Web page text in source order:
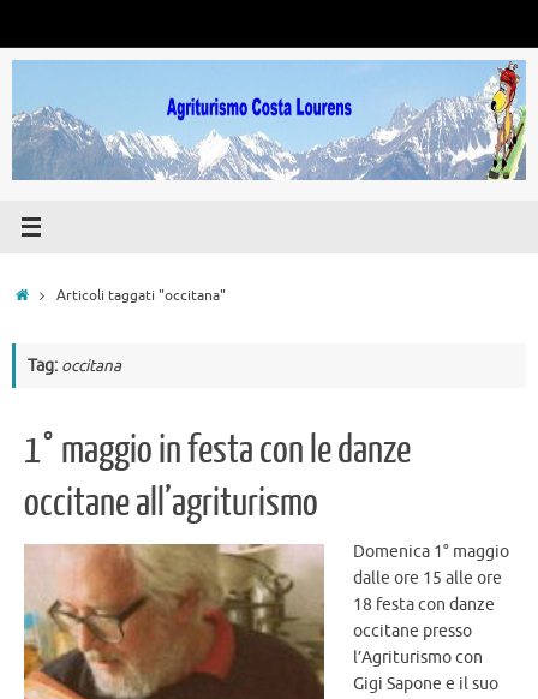
contenuto
HomeArticoli taggati "occitana"
Tag: occitana
1° maggio in festa con le danze
occitane all’agriturismo
Domenica 1° maggio
dalle ore 15 alle ore
18 festa con danze
occitane presso
l’Agriturismo con
Gigi Sapone e il suo